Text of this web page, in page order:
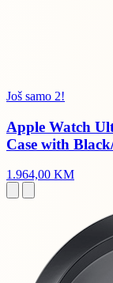
Još samo 2!
Apple Watch
Case with
1.964,00 KM